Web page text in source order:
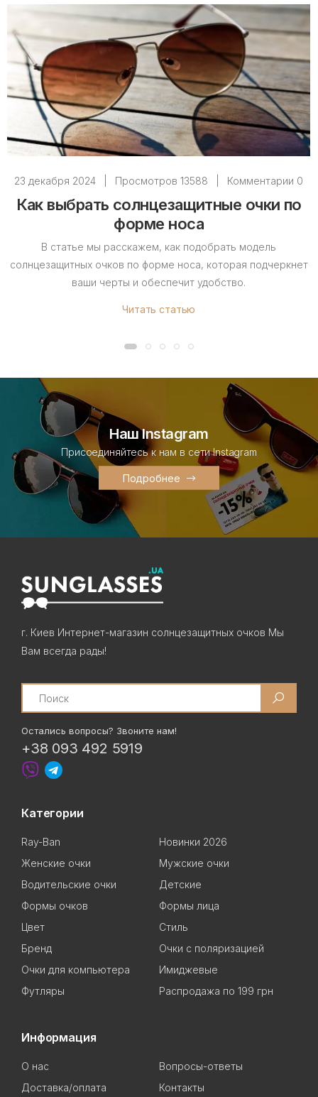
23 декабря 2024 Просмотров 13588 Комментарии 0
Как выбрать солнцезащитные очки по
форме носа
В статье мы расскажем, как подобрать модель
солнцезащитных очков по форме носа, которая подчеркнет
ваши черты и обеспечит удобство.
Читать статью
Наш Instagram
Присоединяйтесь к нам в сети Instagram
Подробнее
г. Киев Интернет-магазин солнцезащитных очков Мы
Вам всегда рады!
Search
Остались вопросы? Звоните нам!
+38 093 492 5919
Категории
Ray-Ban
Новинки 2026
Женские очки
Мужские очки
Водительские очки
Детские
Формы очков
Формы лица
Цвет
Стиль
Бренд
Очки с поляризацией
Очки для компьютера
Имиджевые
Футляры
Распродажа по 199 грн
Информация
О нас
Вопросы-ответы
Доставка/оплата
Контакты